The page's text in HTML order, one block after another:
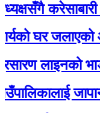
करेसाबारी
घर जलाएको
भाडा २५
जापान